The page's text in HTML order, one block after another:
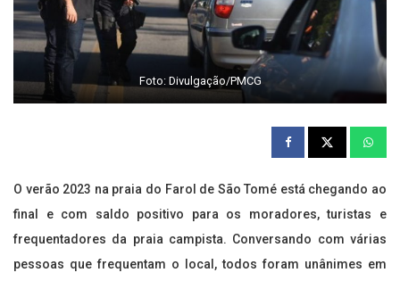
Foto: Divulgação/PMCG
O verão 2023 na praia do Farol de São Tomé está chegando ao
final e com saldo positivo para os moradores, turistas e
frequentadores da praia campista. Conversando com várias
pessoas que frequentam o local, todos foram unânimes em